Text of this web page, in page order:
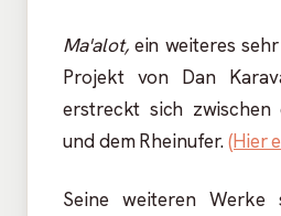
Ma'alot,ein weiteres
Projekt von Dan
erstreckt sich zwischen
und dem Rheinufer.(Hier
Seine weiteren Werke